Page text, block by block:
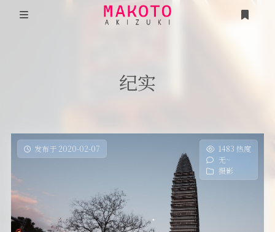
《看见·后疫情时代》
毕业论文·浅析电子游戏的互动传播形式
编程笔记
分类
游戏
纪实
发布于 2020-02-07
1483 热度
无~
摄影